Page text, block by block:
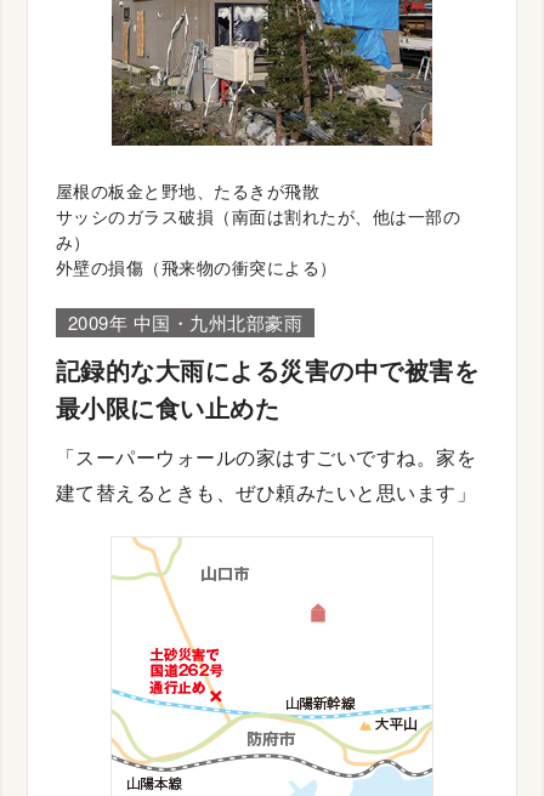
屋根の板金と野地、たるきが飛散
サッシのガラス破損（南面は割れたが、他は一部の
み）
外壁の損傷（飛来物の衝突による）
2009年 中国・九州北部豪雨
記録的な大雨による災害の中で被害を
最小限に食い止めた
「スーパーウォールの家はすごいですね。家を
建て替えるときも、ぜひ頼みたいと思います」